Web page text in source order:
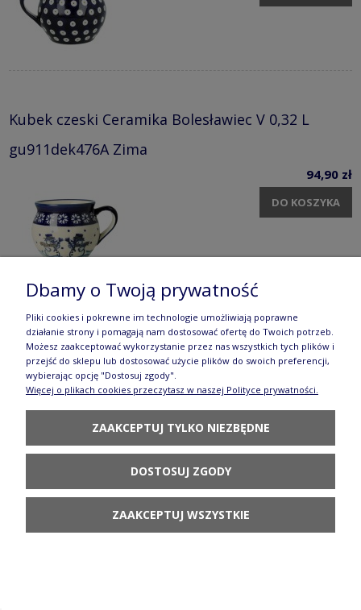
Kubek czeski Ceramika Bolesławiec V 0,32 L
gu911dek476A Zima
94,90 zł
DO KOSZYKA
Kubek czeski Ceramika Bolesławiec V 0,32 L
GU911DEK8
75,90 zł
DO KOSZYKA
Dbamy o Twoją prywatność
Pliki cookies i pokrewne im technologie umożliwiają poprawne
działanie strony i pomagają nam dostosować ofertę do Twoich potrzeb.
Możesz zaakceptować wykorzystanie przez nas wszystkich tych plików i
przejść do sklepu lub dostosować użycie plików do swoich preferencji,
wybierając opcję "Dostosuj zgody".
Więcej o plikach cookies przeczytasz w naszej Polityce prywatności.
ZAAKCEPTUJ TYLKO NIEZBĘDNE
DOSTOSUJ ZGODY
ZAAKCEPTUJ WSZYSTKIE